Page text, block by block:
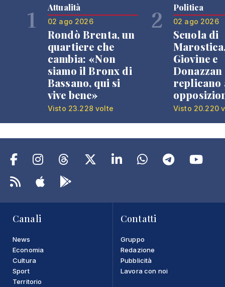
1 Attualità
02 ago 2026
Rondò Brenta, un
quartiere che
cambia: «Non
siamo il Bronx di
Bassano, qui si
vive bene»
Visto 23.228 volte
2 Politica
02 ago 2026
Scuola di
Giovine e
Donazzan
replicano
Visto 20.220
Canali
News
Economia
Cultura
Sport
Territorio
Contatti
Gruppo
Redazione
Pubblicità
Lavora con noi